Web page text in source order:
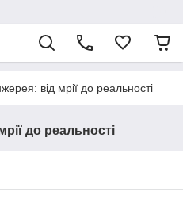
від мрії до реальності
до реальності